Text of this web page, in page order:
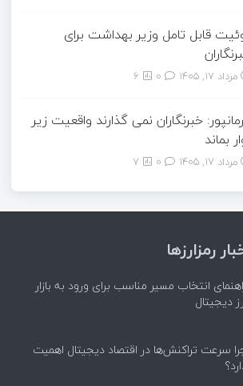
قابل تامل وزیر بهداشت برای
مرداد ۱۷, ۱۴۰۵ 6
خبرنگاران نمی گذارند واقعیت زیر
بماند
مرداد ۱۷, ۱۴۰۵ 7
رمزارزها
انتخاب مسیر مناسب برای ورود به بازار
دیجیتال
سرعت تراکنش‌ها در اقتصاد دیجیتال اهمیت